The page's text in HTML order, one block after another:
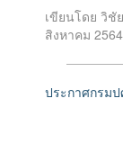
เขียนโดย วิชั
สิงหาคม 2564
ประกาศกรม